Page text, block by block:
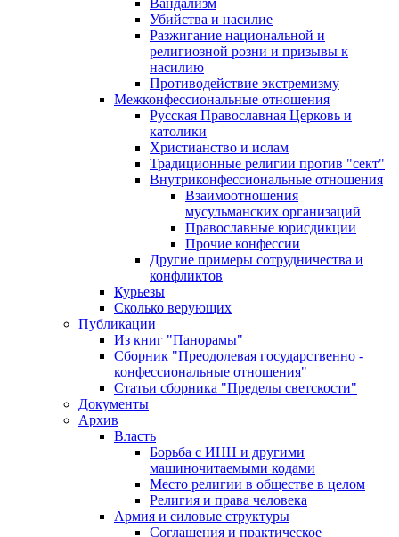
Вандализм
Убийства и насилие
Разжигание национальной и
религиозной розни и призывы к
насилию
Противодействие экстремизму
Межконфессиональные отношения
Русская Православная Церковь и
католики
Христианство и ислам
Традиционные религии против "сект"
Внутриконфессиональные отношения
Взаимоотношения
мусульманских организаций
Православные юрисдикции
Прочие конфессии
Другие примеры сотрудничества и
конфликтов
Курьезы
Сколько верующих
Публикации
Из книг "Панорамы"
Сборник "Преодолевая государственно -
конфессиональные отношения"
Статьи сборника "Пределы светскости"
Документы
Архив
Власть
Борьба с ИНН и другими
машиночитаемыми кодами
Место религии в обществе в целом
Религия и права человека
Армия и силовые структуры
Соглашения и практическое